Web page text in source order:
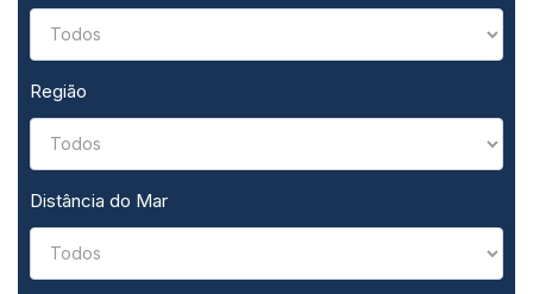
Região
Distância do Mar